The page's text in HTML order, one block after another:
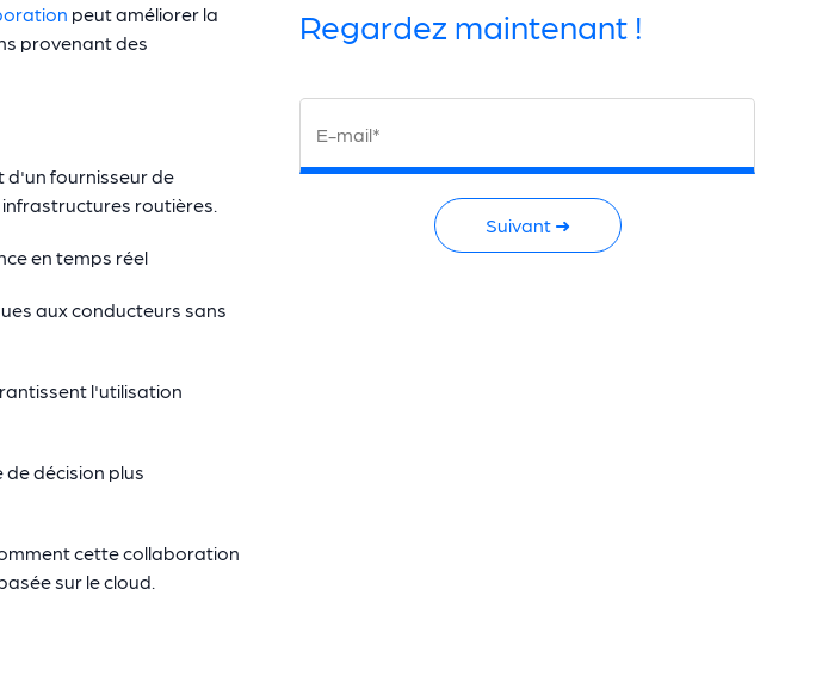
peut améliorer la
provenant des
d'un fournisseur de
routières.
en temps réel
aux conducteurs sans
l'utilisation
décision plus
cette collaboration
sur le cloud.
Regardez maintenant !
E-mail*
Suivant ➜